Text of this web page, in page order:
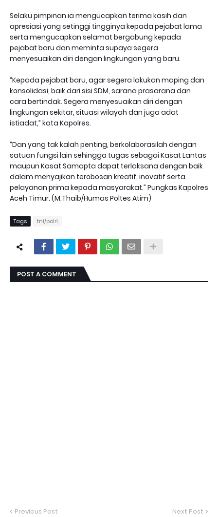
Selaku pimpinan ia mengucapkan terima kasih dan
apresiasi yang setinggi tingginya kepada pejabat lama
serta mengucapkan selamat bergabung kepada
pejabat baru dan meminta supaya segera
menyesuaikan diri dengan lingkungan yang baru.
“Kepada pejabat baru, agar segera lakukan maping dan
konsolidasi, baik dari sisi SDM, sarana prasarana dan
cara bertindak. Segera menyesuaikan diri dengan
lingkungan sekitar, situasi wilayah dan juga adat
istiadat,” kata Kapolres.
“Dan yang tak kalah penting, berkolaborasilah dengan
satuan fungsi lain sehingga tugas sebagai Kasat Lantas
maupun Kasat Samapta dapat terlaksana dengan baik
dalam menyajikan terobosan kreatif, inovatif serta
pelayanan prima kepada masyarakat.” Pungkas Kapolres
Aceh Timur. (M.Thaib/Humas Poltes Atim)
Tags tni/polri
POST A COMMENT
Previous Post Next Post